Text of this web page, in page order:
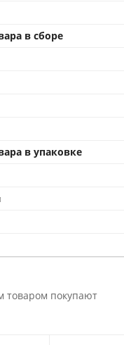
в сборе
в упаковке
товаром покупают